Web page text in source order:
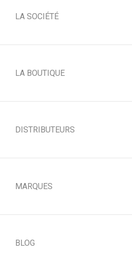
LA SOCIÉTÉ
LA BOUTIQUE
DISTRIBUTEURS
MARQUES
BLOG